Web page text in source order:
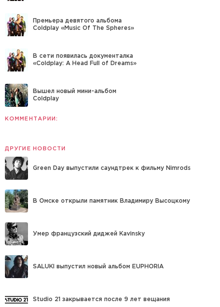
Премьера девятого альбома
Coldplay «Music Of The Spheres»
В сети появилась документалка
«Coldplay: A Head Full of Dreams»
Вышел новый мини-альбом
Coldplay
КОММЕНТАРИИ:
ДРУГИЕ НОВОСТИ
Green Day выпустили саундтрек к фильму Nimrods
В Омске открыли памятник Владимиру Высоцкому
Умер французский диджей Kavinsky
SALUKI выпустил новый альбом EUPHORIA
Studio 21 закрывается после 9 лет вещания